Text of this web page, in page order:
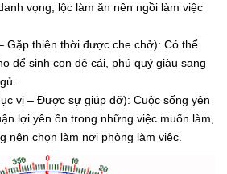
vọng, lộc làm ăn nên ngồi làm việc
Gặp thiên thời được che chở): Có thể
để sinh con đẻ cái, phú quý giàu sang
vị – Được sự giúp đỡ): Cuộc sống yên
lợi yên ổn trong những việc muốn làm,
nên chọn làm nơi phòng làm viêc.